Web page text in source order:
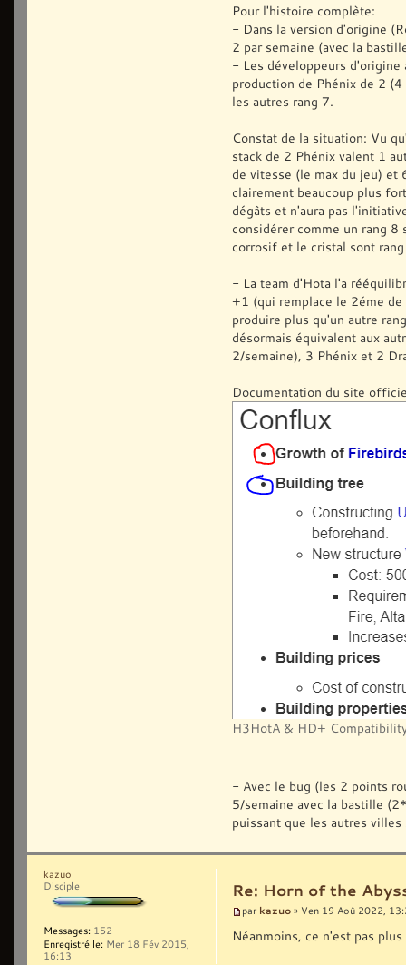
Pour l'histoire complète:
- Dans la version d'origine
2 par semaine (avec la
- Les développeurs
production de Phénix de 2
les autres rang 7.
Constat de la situation: Vu
stack de 2 Phénix valent 1
de vitesse (le max du jeu)
clairement beaucoup plus
dégâts et n'aura pas
considérer comme un rang
corrosif et le cristal sont
- La team d'Hota l'a
+1 (qui remplace le 2éme
produire plus qu'un autre
désormais équivalent aux
2/semaine), 3 Phénix et 2
Documentation du site
H3HotA & HD+
- Avec le bug (les 2 points
5/semaine avec la bastille
puissant que les autres
Re: Horn of the
par kazuo » Ven 19 Aoû 2022,
Néanmoins, ce n'est pas
kazuo
Disciple
Messages: 152
Enregistré le: Mer 18 Fév 2015,
16:13